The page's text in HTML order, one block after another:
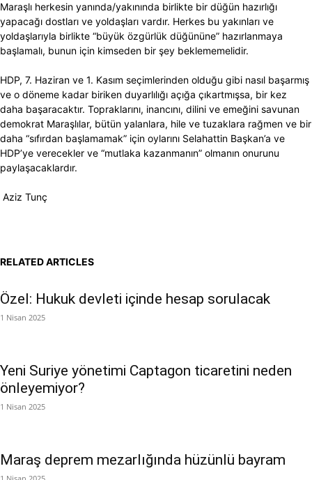
Maraşlı herkesin yanında/yakınında birlikte bir düğün hazırlığı
yapacağı dostları ve yoldaşları vardır. Herkes bu yakınları ve
yoldaşlarıyla birlikte “büyük özgürlük düğününe” hazırlanmaya
başlamalı, bunun için kimseden bir şey beklememelidir.
HDP, 7. Haziran ve 1. Kasım seçimlerinden olduğu gibi nasıl başarmış
ve o döneme kadar biriken duyarlılığı açığa çıkartmışsa, bir kez
daha başaracaktır. Topraklarını, inancını, dilini ve emeğini savunan
demokrat Maraşlılar, bütün yalanlara, hile ve tuzaklara rağmen ve bir
daha “sıfırdan başlamamak” için oylarını Selahattin Başkan’a ve
HDP’ye verecekler ve “mutlaka kazanmanın” olmanın onurunu
paylaşacaklardır.
Aziz Tunç
RELATED ARTICLES
Özel: Hukuk devleti içinde hesap sorulacak
1 Nisan 2025
Yeni Suriye yönetimi Captagon ticaretini neden
önleyemiyor?
1 Nisan 2025
Maraş deprem mezarlığında hüzünlü bayram